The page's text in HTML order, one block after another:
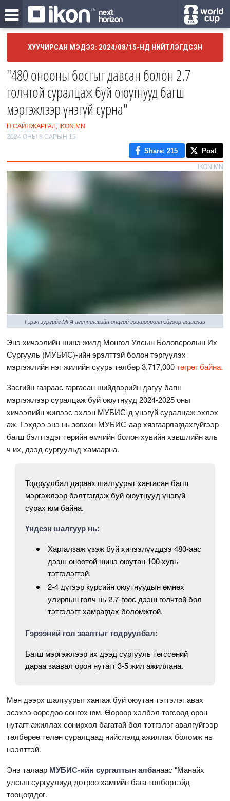
ХУУЧИРСАН МЭДЭЭ: 2024/08/15-НД НИЙТЛЭГДСЭН
"480 онооны босгыг давсан болон 2.7
голчтой суралцаж буй оюутнууд багш
мэргэжлээр үнэгүй сурна"
П.САЙНЖАРГАЛ, IKON.MN
2024 ОНЫ 8 САРЫН 15
Share: 215 Post
IKON.MN
Гэрэл зургийг MPA агентлагийн онцгой зөвшөөрөлтэйгөөр ашиглав
Энэ хичээлийн шинэ жилд Монгол Улсын Боловсролын Их
Сургууль (МУБИС)-ийн эрэлттэй болон тэргүүлэх
мэргэжлийн нэг жилийн суурь төлбөр 3,717,000төгрөг байна.
Засгийн газраас гаргасан шийдвэрийн дагуу багш
мэргэжлээр суралцаж буй оюутнууд 2024-2025 оны
хичээлийн жилээс эхлэн МУБИС-д үнэгүй суралцаж эхлэх
аж. Гэхдээ энэ нь зөвхөн МУБИС-аар хязгаарлагдахгүйгээр
багш бэлтгэдэг төрийн өмчийн болон хувийн хэвшлийн аль
ч их, дээд сургуульд хамаарна.
Тодруулбал дараах шалгуурыг хангасан багш
мэргэжлээр бэлтгэгдэж буй оюутнууд үнэгүй
сурах юм байна.
Үндсэн шалгуур нь:
Харгалзаж үзэж буй хичээлүүддээ 480-аас
дээш оноотой шинэ оюутан 100 хувь
тэтгэлэгтэй.
2-4 дүгээр курсийн оюутнуудын өмнөх
улирлын голч нь 2.7-гоос дээш голчтой бол
тэтгэлэгт хамрагдах боломжтой.
Гэрээний гол заалтыг тодруулбал:
Багш мэргэжлээр их дээд сургууль төгссөний
дараа заавал орон нутагт 3-5 жил ажиллана.
Мөн дээрх шалгуурыг хангаж буй оюутан тэтгэлэг авах
эсэхээ өөрсдөө сонгох юм. Өөрөөр хэлбэл төгсөөд орон
нутагт ажиллах сонирхол багатай бол тэтгэлэг авалгүйгээр
төлбөрөө төлөн суралцаад нийслэлд ажиллах боломж нь
нээлттэй.
Энэ талаар МУБИС-ийн сургалтын албанаас "Манайх
улсын сургуулиуд дотроо хамгийн бага төлбөртэйд
тооцогддог.